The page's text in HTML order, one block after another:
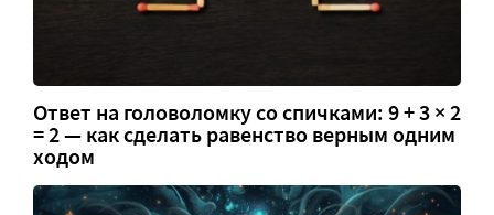
Ответ на головоломку со спичками: 9 + 3 × 2
= 2 — как сделать равенство верным одним
ходом